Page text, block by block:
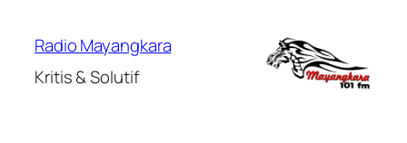
Radio Mayangkara
Kritis & Solutif